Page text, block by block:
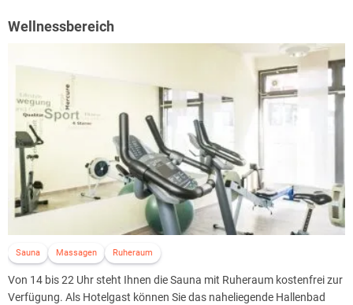
Wellnessbereich
Sauna Massagen Ruheraum
Von 14 bis 22 Uhr steht Ihnen die Sauna mit Ruheraum kostenfrei zur
Verfügung. Als Hotelgast können Sie das naheliegende Hallenbad